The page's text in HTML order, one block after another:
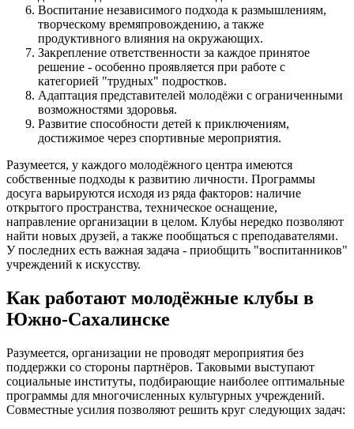
Воспитание независимого подхода к размышлениям,
творческому времяпровождению, а также
продуктивного влияния на окружающих.
Закрепление ответственности за каждое принятое
решение - особенно проявляется при работе с
категорией "трудных" подростков.
Адаптация представителей молодёжи с ограниченными
возможностями здоровья.
Развитие способности детей к приключениям,
достижимое через спортивные мероприятия.
Разумеется, у каждого молодёжного центра имеются
собственные подходы к развитию личности. Программы
досуга варьируются исходя из ряда факторов: наличие
открытого пространства, техническое оснащение,
направление организации в целом. Клубы нередко позволяют
найти новых друзей, а также пообщаться с преподавателями.
У последних есть важная задача - приобщить "воспитанников"
учреждений к искусству.
Как работают молодёжные клубы в
Южно-Сахалинске
Разумеется, организации не проводят мероприятия без
поддержки со стороны партнёров. Таковыми выступают
социальные институты, подбирающие наиболее оптимальные
программы для многочисленных культурных учреждений.
Совместные усилия позволяют решить круг следующих задач: